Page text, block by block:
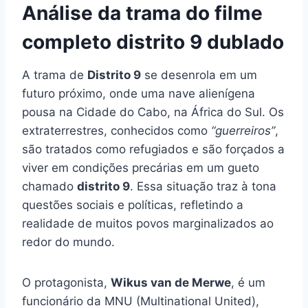
Análise da trama do filme
completo distrito 9 dublado
A trama de Distrito 9 se desenrola em um
futuro próximo, onde uma nave alienígena
pousa na Cidade do Cabo, na África do Sul. Os
extraterrestres, conhecidos como “guerreiros”,
são tratados como refugiados e são forçados a
viver em condições precárias em um gueto
chamado distrito 9. Essa situação traz à tona
questões sociais e políticas, refletindo a
realidade de muitos povos marginalizados ao
redor do mundo.
O protagonista, Wikus van de Merwe, é um
funcionário da MNU (Multinational United),